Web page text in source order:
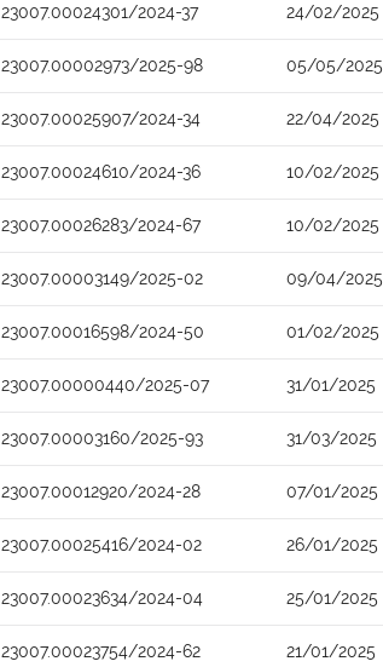
23007.00024301/2024-37 24/02/2025
23007.00002973/2025-98 05/05/2025
23007.00025907/2024-34 22/04/2025
23007.00024610/2024-36 10/02/2025
23007.00026283/2024-67 10/02/2025
23007.00003149/2025-02 09/04/2025
23007.00016598/2024-50 01/02/2025
23007.00000440/2025-07 31/01/2025
23007.00003160/2025-93 31/03/2025
23007.00012920/2024-28 07/01/2025
23007.00025416/2024-02 26/01/2025
23007.00023634/2024-04 25/01/2025
23007.00023754/2024-62 21/01/2025